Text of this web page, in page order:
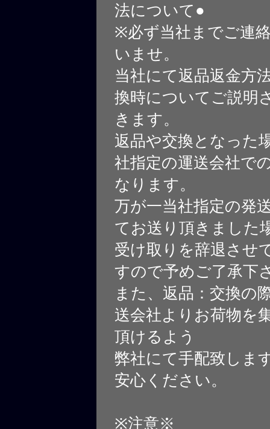
法について●
※必ず当社までご連
いませ。
当社にて返品返金方
換時についてご説明
きます。
返品や交換となった
社指定の運送会社で
なります。
万が一当社指定の発
てお送り頂きました
受け取りを辞退させ
すので予めご了承下
また、返品：交換の
送会社よりお荷物を
頂けるよう
弊社にて手配致しま
安心ください。
※注意※